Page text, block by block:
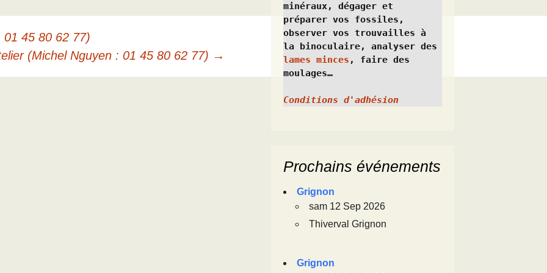
45 80 62 77)
(Michel Nguyen : 01 45 80 62 77) →
minéraux, dégager et
préparer vos fossiles,
observer vos trouvailles à
lames minces , faire des
moulages…
Conditions d'adhésion
Prochains événements
Grignon
sam 12 Sep 2026
Thiverval Grignon
Grignon